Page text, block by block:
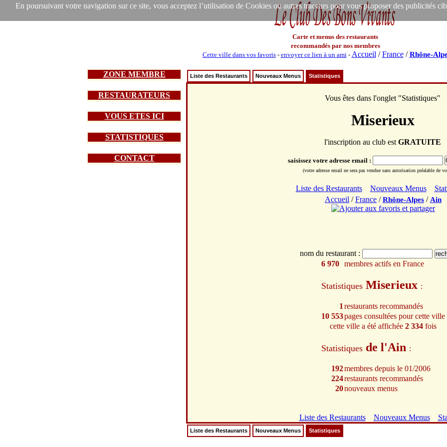
En poursuivant votre navigation sur ce site, vous acceptez l’utilisation de Cookies ou autres traceurs pour vous proposer des publicités
Carte et menus des restaurants
recommandés par nos membres
Cette ville dans vos favoris- envoyer ce lien à un ami- Accueil /France/Rhône-
ZONE MEMBRE
RESTAURATEURS
VOUS ETES ICI
STATISTIQUES
CONTACT
Liste des Restaurants Nouveaux Menus Statistiques
Vous êtes dans l'onglet "Statistiques"
Miserieux
l'inscription au club est GRATUITE
saisissez votre adresse email :
(votre adresse email ne sera pas vendue sans autorisation préalable de
Liste des Restaurants Nouveaux Menus
Accueil /France /Rhône-Alpes / Ain
nom du restaurant :
6 970 membres actifs en France
Statistiques Miserieux :
1 restaurants recommandés
10 553pages consultées pour cette ville
cette ville a été affichée 2 334 fois
Statistiques de l'Ain :
192membres depuis le 01/2006
224restaurants recommandés
20nouveaux menus
Liste des Restaurants Nouveaux Menus
Liste des Restaurants Nouveaux Menus Statistiques